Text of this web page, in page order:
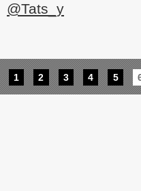
@Tats_y
1 2 3 4 5